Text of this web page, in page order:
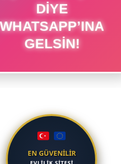
DIYE
GELSIN!
EN GÜVENİLİR
EVLİLİK SİTESİ